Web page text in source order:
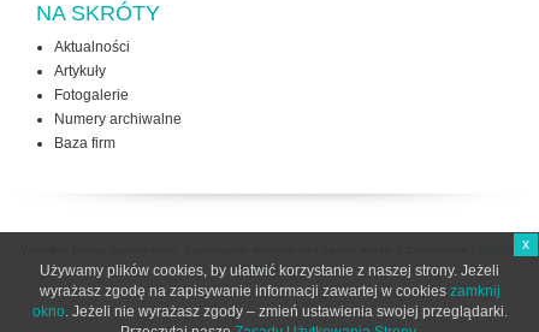
NA SKRÓTY
Aktualności
Artykuły
Fotogalerie
Numery archiwalne
Baza firm
użytkowania strony
x
Używamy plików cookies, by ułatwić korzystanie z naszej strony. Jeżeli
wyrażasz zgodę na zapisywanie informacji zawartej w cookies zamknij
okno. Jeżeli nie wyrażasz zgody – zmień ustawienia swojej przeglądarki.